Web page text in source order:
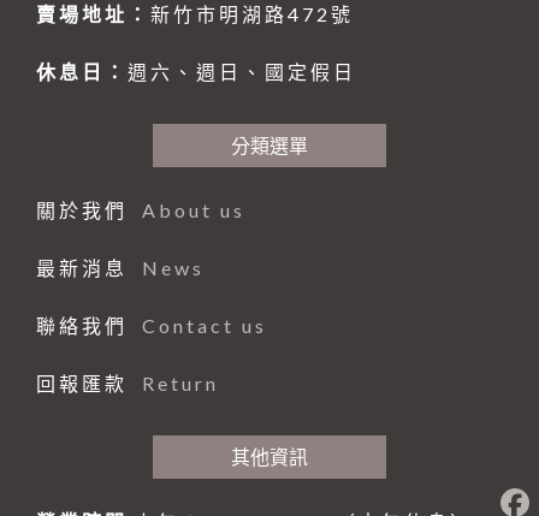
賣場地址： 新竹市明湖路472號
休息日： 週六、週日、國定假日
分類選單
關於我們 About us
最新消息 News
聯絡我們 Contact us
回報匯款 Return
其他資訊